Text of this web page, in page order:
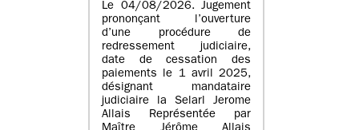
Le 04/08/2026. Jugement
prononçant l’ouverture
d’une procédure de
redressement judiciaire,
date de cessation des
paiements le 1 avril 2025,
désignant mandataire
judiciaire la Selarl Jerome
Allais Représentée par